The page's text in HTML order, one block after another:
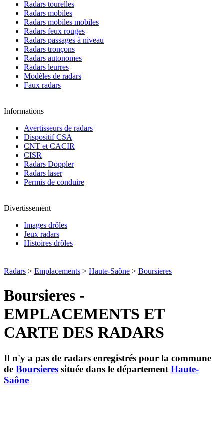
Radars tourelles
Radars mobiles
Radars mobiles mobiles
Radars feux rouges
Radars passages à niveau
Radars tronçons
Radars autonomes
Radars leurres
Modèles de radars
Faux radars
Informations
Avertisseurs de radars
Dispositif CSA
CNT et CACIR
CISR
Radars Doppler
Radars laser
Permis de conduire
Divertissement
Images drôles
Jeux radars
Histoires drôles
Radars > Emplacements > Haute-Saône > Boursieres
Boursieres -
EMPLACEMENTS ET
CARTE DES RADARS
Il n'y a pas de radars enregistrés pour la commune
de Boursieres située dans le département Haute-
Saône